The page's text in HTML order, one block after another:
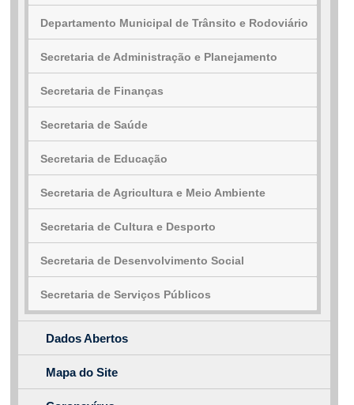
Outros meios de contato
e-SIC
Ouvidoria
Departamento Municipal de Trânsito e Rodoviário
Secretaria de Administração e Planejamento
Secretaria de Finanças
Secretaria de Saúde
Secretaria de Educação
Secretaria de Agricultura e Meio Ambiente
Secretaria de Cultura e Desporto
Secretaria de Desenvolvimento Social
Secretaria de Serviços Públicos
Dados Abertos
Mapa do Site